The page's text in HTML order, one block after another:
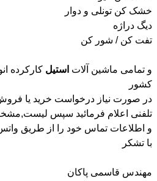
خشک کن تونلی و دوار
دیگ دراژه
تفت کن / شور کن
و تمامی ماشین آلات استیل کارکرده
کشور
در صورت نیاز درخواست خرید یا
تلفنی اعلام فرمائید سپس
و اطلاعات تماس خود را از طریق
با تشکر
مهندس قاسمی پاکان